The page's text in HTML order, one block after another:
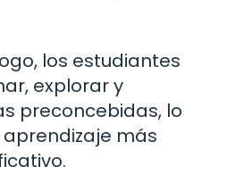
los estudiantes
explorar y
preconcebidas, lo
más